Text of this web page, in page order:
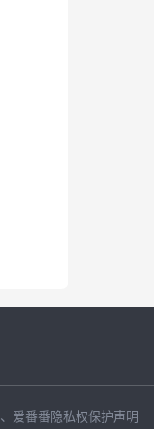
、 爱番番隐私权保护声明